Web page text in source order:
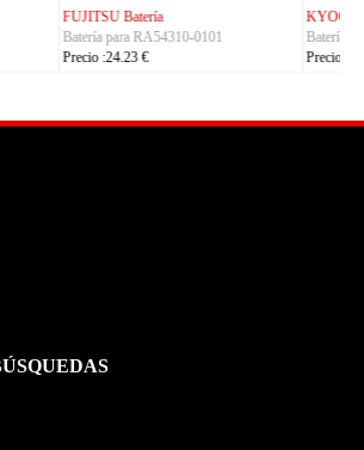
ACE Batería
Batería para BAS022
Precio :24.23 €